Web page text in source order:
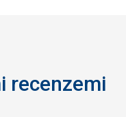
recenzemi